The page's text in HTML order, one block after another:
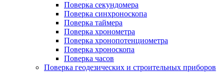
Поверка секундомера
Поверка синхроноскопа
Поверка таймера
Поверка хронометра
Поверка хронопотенциометра
Поверка хроноскопа
Поверка часов
Поверка геодезических и строительных приборов